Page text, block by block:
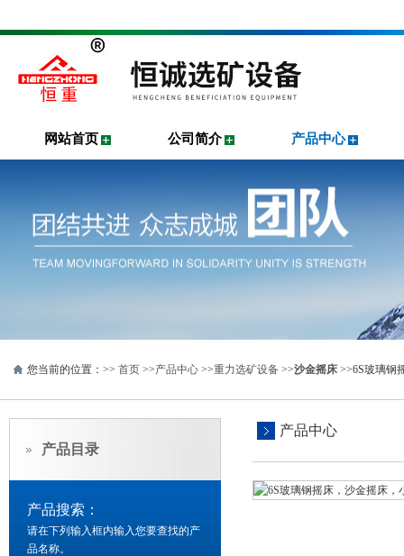
网站首页 公司简介 产品中心
您当前的位置：>> 首页 >>产品中心 >>重力选矿设备 >>沙金摇床 >>6S玻璃钢
产品目录
产品搜索：
请在下列输入框内输入您要查找的产
品名称。
产品中心